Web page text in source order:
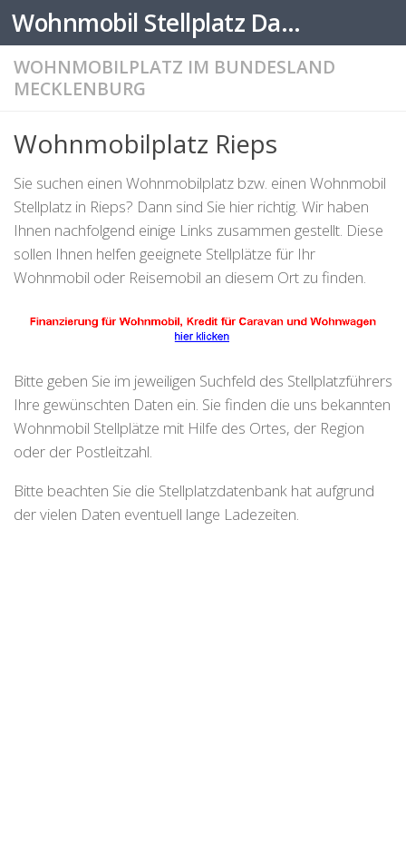
Zum Inhalt springen Wohnmobil Stellplatz Datenbank
WOHNMOBILPLATZ IM BUNDESLAND
MECKLENBURG
Wohnmobilplatz Rieps
Sie suchen einen Wohnmobilplatz bzw. einen Wohnmobil
Stellplatz in Rieps? Dann sind Sie hier richtig. Wir haben
Ihnen nachfolgend einige Links zusammen gestellt. Diese
sollen Ihnen helfen geeignete Stellplätze für Ihr
Wohnmobil oder Reisemobil an diesem Ort zu finden.
Bitte geben Sie im jeweiligen Suchfeld des Stellplatzführers
Ihre gewünschten Daten ein. Sie finden die uns bekannten
Wohnmobil Stellplätze mit Hilfe des Ortes, der Region
oder der Postleitzahl.
Bitte beachten Sie die Stellplatzdatenbank hat aufgrund
der vielen Daten eventuell lange Ladezeiten.